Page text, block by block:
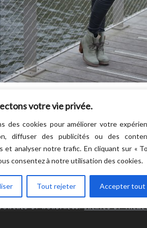
votre vie privée.
des cookies pour améliorer votre
diffuser des publicités ou des
et analyser notre trafic. En cliquant sur «
consentez à notre utilisation des cookies.
Tout rejeter Accepter tout
Maroussia<< pour un super shooting
LIRE LA SUITE
POWERED BY WORDPRESS.CREATED BY